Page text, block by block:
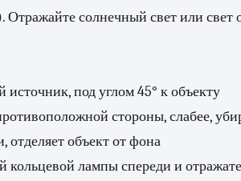
Отражайте солнечный свет или свет
под углом 45° к объекту
стороны, слабее,
отделяет объект от фона
кольцевой лампы спереди и